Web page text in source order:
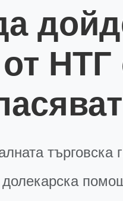
НТГ
търговска